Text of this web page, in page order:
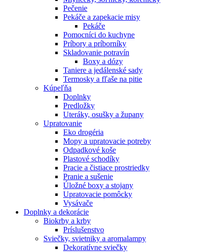
Pečenie
Pekáče a zapekacie misy
Pekáče
Pomocníci do kuchyne
Príbory a príborníky
Skladovanie potravín
Boxy a dózy
Taniere a jedálenské sady
Termosky a fľaše na pitie
Kúpeľňa
Doplnky
Predložky
Uteráky, osušky a župany
Upratovanie
Eko drogéria
Mopy a upratovacie potreby
Odpadkové koše
Plastové schodíky
Pracie a čistiace prostriedky
Pranie a sušenie
Úložné boxy a stojany
Upratovacie pomôcky
Vysávače
Doplnky a dekorácie
Biokrby a krby
Príslušenstvo
Sviečky, svietniky a aromalampy
Dekoratívne sviečky